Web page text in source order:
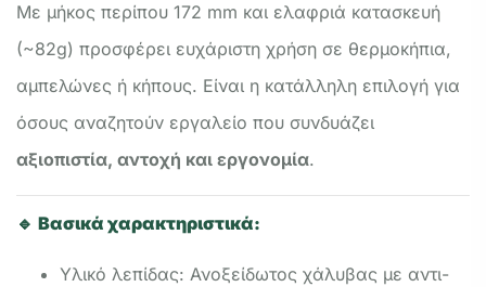
Με μήκος περίπου 172 mm και ελαφριά κατασκευή
(~82g) προσφέρει ευχάριστη χρήση σε θερμοκήπια,
αμπελώνες ή κήπους. Είναι η κατάλληλη επιλογή για
όσους αναζητούν εργαλείο που συνδυάζει
αξιοπιστία, αντοχή και εργονομία.
🔹 Βασικά χαρακτηριστικά:
Υλικό λεπίδας: Ανοξείδωτος χάλυβας με αντι-